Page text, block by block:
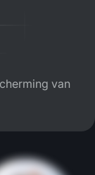
van